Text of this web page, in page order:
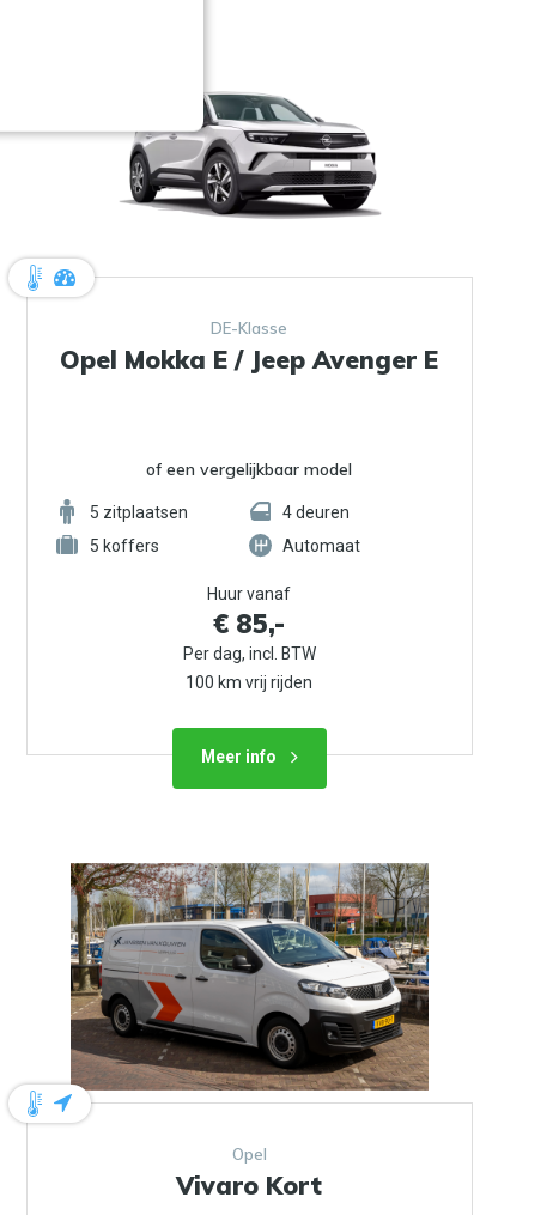
DE-Klasse
Opel Mokka E / Jeep Avenger E
of een vergelijkbaar model
5 zitplaatsen 4deuren
5 koffers Automaat
Huur vanaf
€ 85,-
Per dag, incl. BTW
100 km vrij rijden
Meer info
Opel
Vivaro Kort